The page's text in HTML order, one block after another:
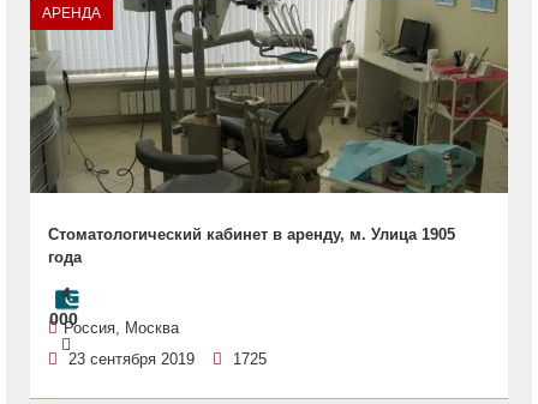
АРЕНДА
Стоматологический кабинет в аренду, м. Улица 1905
года
4
000Россия, Москва
23 сентября 2019
1725